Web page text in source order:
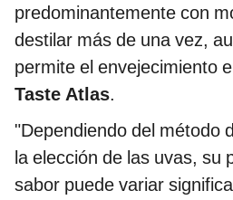
predominantemente con
destilar más de una vez,
permite el envejecimiento
Taste Atlas.
"Dependiendo del método
la elección de las uvas, su
sabor puede variar